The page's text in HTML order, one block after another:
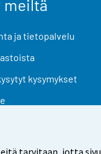
tarvitaan, jotta
meiltä
ja tietopalvelu
kysymykset